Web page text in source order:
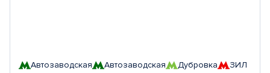
Автозаводская Автозаводская Дубровка
ЗИЛ